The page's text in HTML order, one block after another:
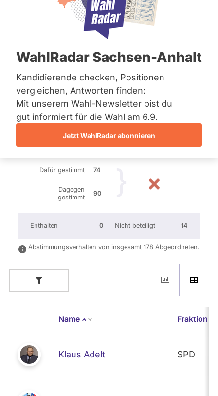
Bremen
Hamburg
Mecklenburg-Vorpommern
Nordrhein-Westfalen
Saarland
Sachsen
Sachsen-Anhalt
Sachsen-Anhalt
Schleswig-Holstein
Thüringen
Archiv
Über uns
WahlRadar Sachsen-Anhalt
Kandidierende checken, Positionen
vergleichen, Antworten finden:
Mit unserem Wahl-Newsletter bist du
gut informiert für die Wahl am 6.9.
Jetzt WahlRadar abonnieren
15. Juli 2014
Die Opposition ist mit einem
einer Kinderkommission mit wechselndem
Vorsitz an der absoluten Mehrheit der CSU
gescheitert.
Weiterlesen
Dafür gestimmt 74
Dagegen
gestimmt
90
Enthalten 0 Nicht beteiligt 14
Abstimmungsverhalten von insgesamt 178 Abgeordneten.
Name Fraktion
Klaus Adelt SPD